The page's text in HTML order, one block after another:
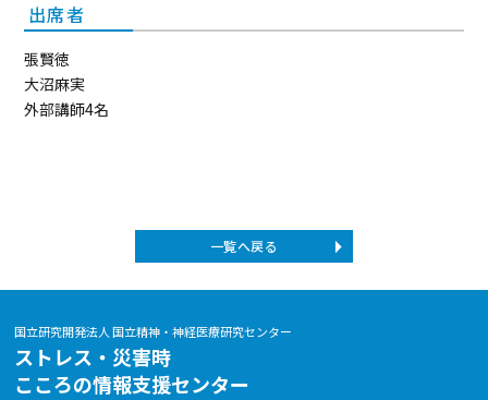
出席者
張賢徳
大沼麻実
外部講師4名
一覧へ戻る
国立研究開発法人 国立精神・神経医療研究センター
ストレス・災害時
こころの情報支援センター